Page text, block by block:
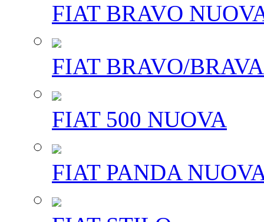
FIAT BRAVO
FIAT BRAVO/BRAVA
FIAT 500 NUOVA
FIAT PANDA